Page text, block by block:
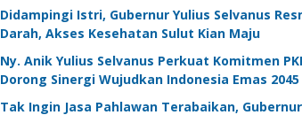
Didampingi Istri, Gubernur Yulius Selvanus
Darah, Akses Kesehatan Sulut Kian Maju
Ny. Anik Yulius Selvanus Perkuat Komitmen
Dorong Sinergi Wujudkan Indonesia Emas 2045
Tak Ingin Jasa Pahlawan Terabaikan,